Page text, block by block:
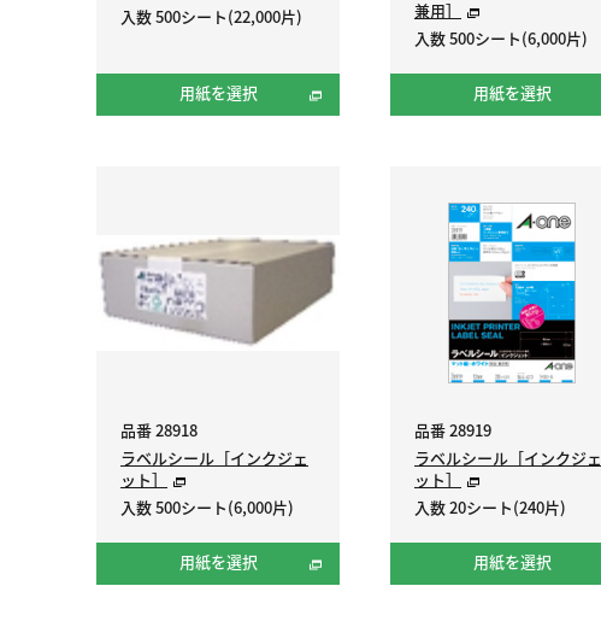
入数 500シート(22,000片)
用紙を選択
兼用］
入数 500シート(6,000片)
用紙を選択
品番 28918
ラベルシール［インクジェ
ット］
入数 500シート(6,000片)
用紙を選択
品番 28919
ラベルシール［インクジェ
ット］
入数 20シート(240片)
用紙を選択